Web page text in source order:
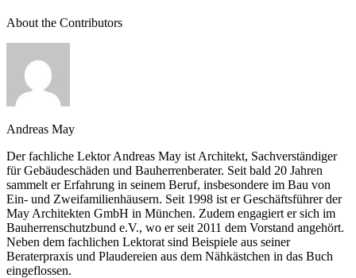
About the Contributors
Andreas May
Der fachliche Lektor Andreas May ist Architekt, Sachverständiger
für Gebäudeschäden und Bauherrenberater. Seit bald 20 Jahren
sammelt er Erfahrung in seinem Beruf, insbesondere im Bau von
Ein- und Zweifamilienhäusern. Seit 1998 ist er Geschäftsführer der
May Architekten GmbH in München. Zudem engagiert er sich im
Bauherrenschutzbund e.V., wo er seit 2011 dem Vorstand angehört.
Neben dem fachlichen Lektorat sind Beispiele aus seiner
Beraterpraxis und Plaudereien aus dem Nähkästchen in das Buch
eingeflossen.